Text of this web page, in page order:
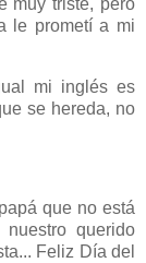
le prometí a mi
mi inglés es
se hereda, no
que no está
querido
Feliz Día del